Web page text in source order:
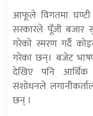
आफूले विगतमा घण्टी
सरकारले पूँजी बजार
गरेको स्मरण गर्दै
गरेका छन्। बजेट
देखिए पनि आर्थिक
संशोधनले
छन् ।